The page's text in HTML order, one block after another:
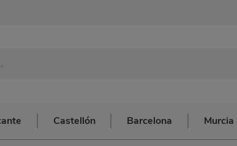
Castellón Barcelona Murcia